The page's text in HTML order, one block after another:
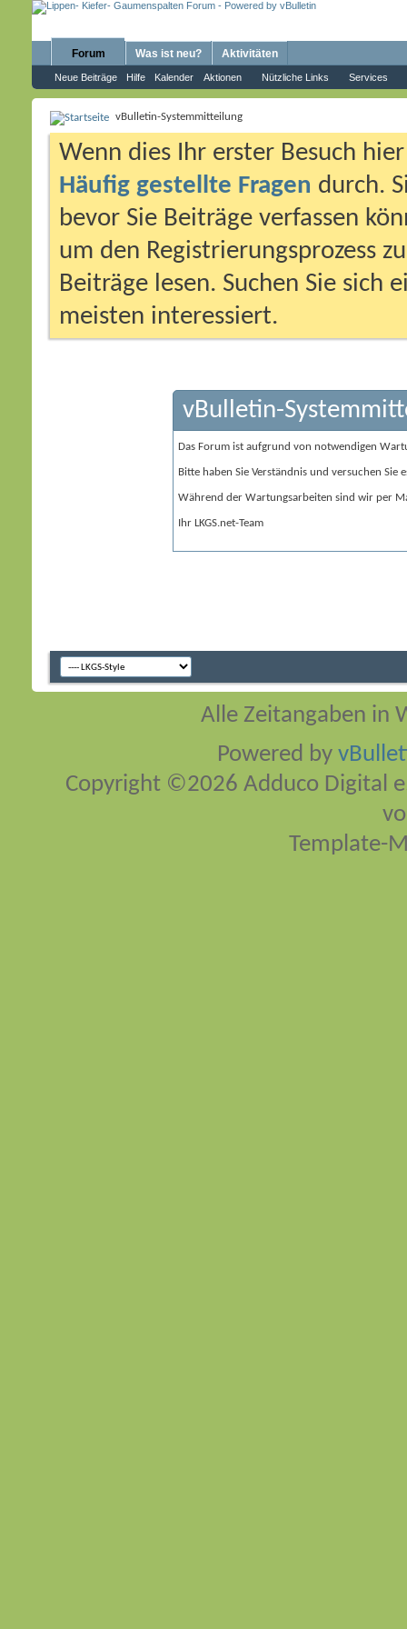
Forum
Neue Beiträge Hilfe Kalender Aktionen Nützliche Links Services
Was ist neu? Aktivitäten
vBulletin-Systemmitteilung
Wenn dies Ihr erster Besuch
Häufig gestellte Fragen durch.
bevor Sie Beiträge verfassen
um den Registrierungsprozess
Beiträge lesen. Suchen Sie sich
meisten interessiert.
vBulletin-
Das Forum ist aufgrund von notwendigen
Bitte haben Sie Verständnis und versuchen Sie
Während der Wartungsarbeiten sind wir per
Ihr LKGS.net-Team
Alle Zeitangaben in
Powered by
Copyright ©2026 Adduco Digital
Template-